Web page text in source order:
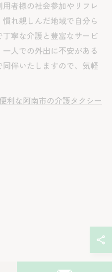
者様の社会参加やリフレ
れ親しんだ地域で自分ら
寧な介護と豊富なサービ
人での外出に不安がある
伴いたしますので、気軽
便利な阿南市の介護タクシー